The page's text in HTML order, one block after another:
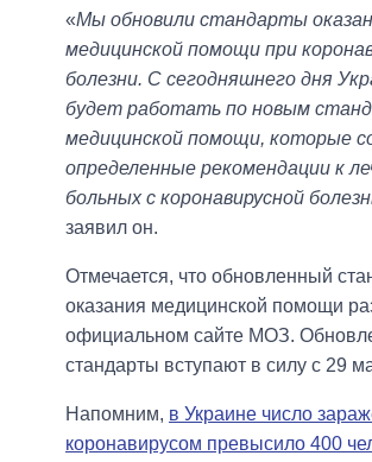
«Мы обновили стандарты
медицинской помощи при
болезни. С сегодняшнего дня
будет работать по новым
медицинской помощи, которые
определенные рекомендации к
больных с коронавирусной
заявил он.
Отмечается, что обновленный
оказания медицинской помощи
официальном сайте МОЗ.
стандарты вступают в силу с 29
Напомним, в Украине число
коронавирусом превысило 400